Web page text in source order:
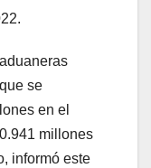
se
en el
millones
informó este